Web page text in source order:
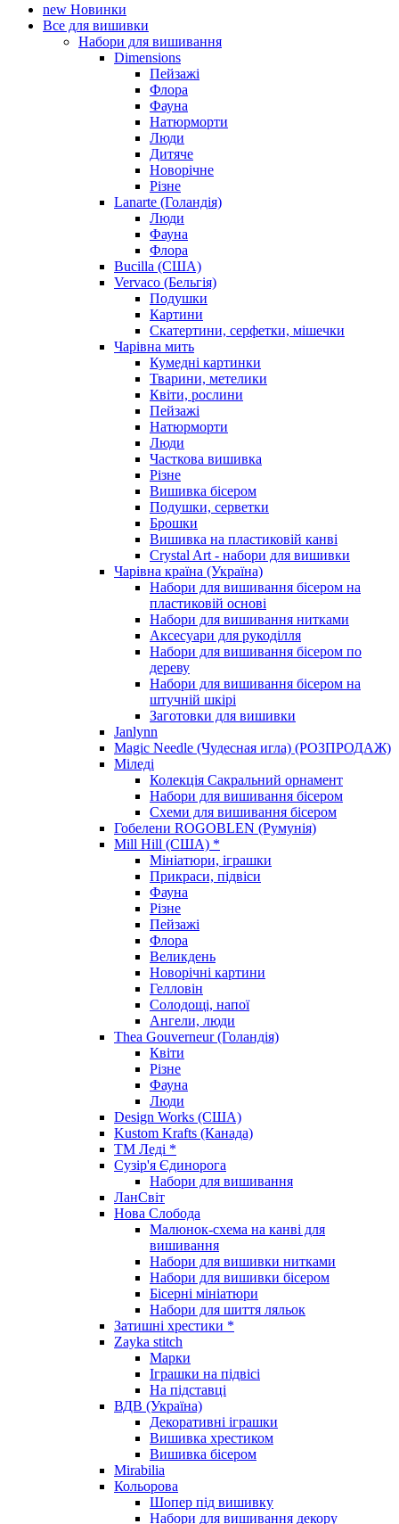
new Новинки
Все для вишивки
Набори для вишивання
Dimensions
Пейзажі
Флора
Фауна
Натюрморти
Люди
Дитяче
Новорічне
Різне
Lanarte (Голандія)
Люди
Фауна
Флора
Bucilla (США)
Vervaco (Бельгія)
Подушки
Картини
Скатертини, серфетки, мішечки
Чарiвна мить
Кумедні картинки
Тварини, метелики
Квіти, рослини
Пейзажі
Натюрморти
Люди
Часткова вишивка
Різне
Вишивка бісером
Подушки, серветки
Брошки
Вишивка на пластиковій канві
Crystal Art - набори для вишивки
Чарівна країна (Україна)
Набори для вишивання бісером на
пластиковій основі
Набори для вишивання нитками
Аксесуари для рукоділля
Набори для вишивання бісером по
дереву
Набори для вишивання бісером на
штучній шкірі
Заготовки для вишивки
Janlynn
Magic Needle (Чудесная игла) (РОЗПРОДАЖ)
Міледі
Колекція Сакральний орнамент
Набори для вишивання бісером
Схеми для вишивання бісером
Гобелени ROGOBLEN (Румунія)
Mill Hill (США) *
Мініатюри, іграшки
Прикраси, підвіси
Фауна
Різне
Пейзажі
Флора
Великдень
Новорічні картини
Гелловін
Солодощі, напої
Ангели, люди
Thea Gouverneur (Голандія)
Квіти
Різне
Фауна
Люди
Design Works (США)
Kustom Krafts (Канада)
ТМ Леді *
Сузір'я Єдинорога
Набори для вишивання
ЛанСвіт
Нова Слобода
Малюнок-схема на канві для
вишивання
Набори для вишивки нитками
Набори для вишивки бісером
Бісерні мініатюри
Набори для шиття ляльок
Затишні хрестики *
Zayka stitch
Марки
Іграшки на підвісі
На підставці
ВДВ (Україна)
Декоративні іграшки
Вишивка хрестиком
Вишивка бісером
Mirabilia
Кольорова
Шопер під вишивку
Набори для вишивання декору